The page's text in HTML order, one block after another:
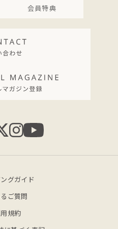
会員特典
グガイド
ご質問
規約